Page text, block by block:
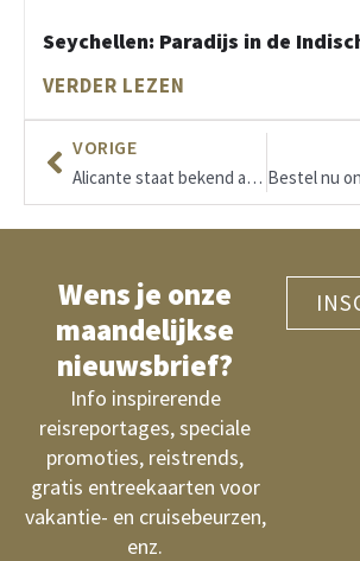
Seychellen: Paradijs in de
VERDER LEZEN
VORIGE
Alicante staat bekend als een leuke, levendige stad!
Wens je onze
maandelijkse
nieuwsbrief?
Info inspirerende
reisreportages, speciale
promoties, reistrends,
gratis entreekaarten voor
vakantie- en cruisebeurzen,
enz.